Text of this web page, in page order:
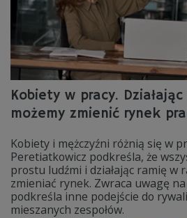
Kobiety w pracy.
możemy zmienić rynek
Kobiety i mężczyźni różnią się w
Peretiatkowicz podkreśla, że
prostu ludźmi i działając ramię w
zmieniać rynek. Zwraca uwagę
podkreśla inne podejście do
mieszanych zespołów.